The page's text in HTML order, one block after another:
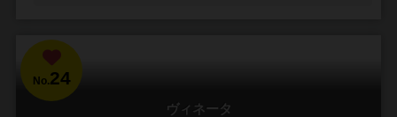
No.24
ヴィネータ